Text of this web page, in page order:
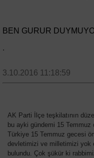
BEN GURUR
.
3.10.2016 11:18:59
AK Parti İlçe teşkilatının
bu ayki gündemi 15
Türkiye 15 Temmuz gecesi
devletimizi ve milletimizi yok
bulundu. Çok şükür ki